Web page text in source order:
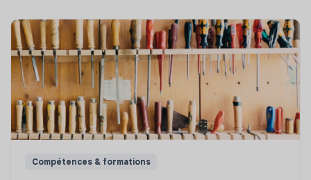
Compétences & formations